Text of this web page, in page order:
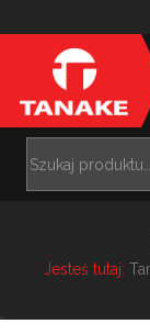
Jesteś tutaj: